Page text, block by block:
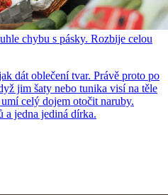
chybu s pásky. Rozbije celou
dát oblečení tvar. Právě proto po
jim šaty nebo tunika visí na těle
celý dojem otočit naruby.
a jedna jediná dírka.